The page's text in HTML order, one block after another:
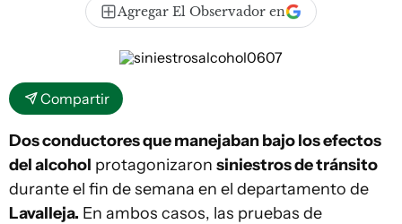
Agregar El Observador en
Compartir
Dos conductores que manejaban bajo los efectos
del alcohol protagonizaron siniestros de tránsito
durante el fin de semana en el departamento de
Lavalleja. En ambos casos, las pruebas de